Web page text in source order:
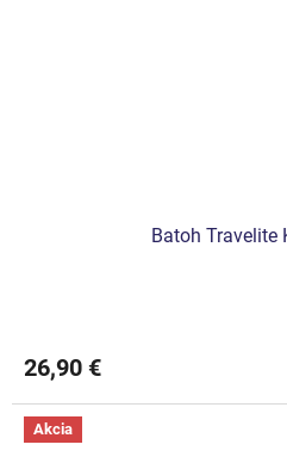
Batoh Travelite
26,90 €
Akcia